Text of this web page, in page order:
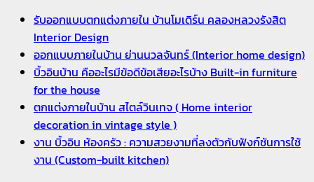
รับออกแบบตกแต่งภายใน บ้านโมเดิร์น คลองหลวงรังสิต
Interior Design
ออกแบบภายในบ้าน ย่านนวลจันทร์ (Interior home design)
บิ้วอินบ้าน คืออะไรมีข้อดีข้อเสียอะไรบ้าง Built-in furniture
for the house
ตกแต่งภายในบ้าน สไตล์วินเทจ ( Home interior
decoration in vintage style )
งาน บิ้วอิน ห้องครัว : ความสวยงามที่ลงตัวกับฟังก์ชันการใช้
งาน (Custom-built kitchen)